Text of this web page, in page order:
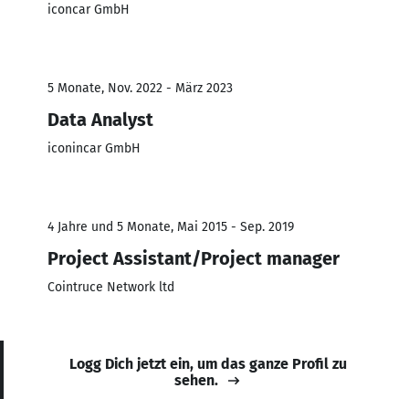
iconcar GmbH
5 Monate, Nov. 2022 - März 2023
Data Analyst
iconincar GmbH
4 Jahre und 5 Monate, Mai 2015 - Sep. 2019
Project Assistant/Project manager
Cointruce Network ltd
Logg Dich jetzt ein, um das ganze Profil zu
sehen.